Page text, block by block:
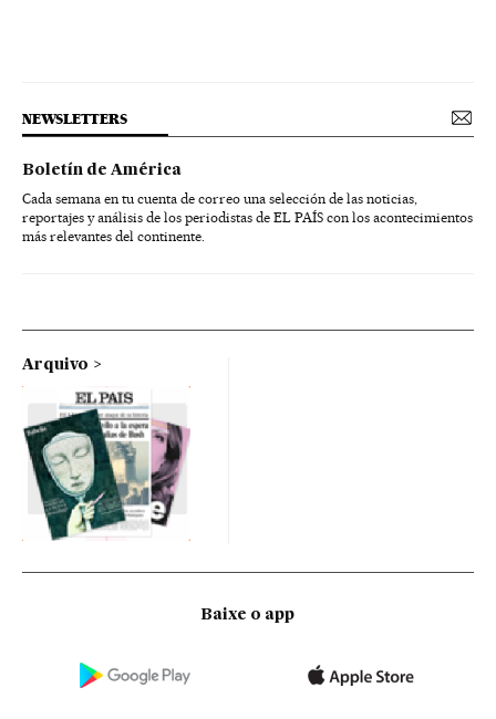
NEWSLETTERS
Boletín de América
Cada semana en tu cuenta de correo una selección de las noticias,
reportajes y análisis de los periodistas de EL PAÍS con los acontecimientos
más relevantes del continente.
Arquivo
Baixe o app